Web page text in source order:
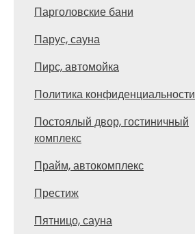
Парголовские бани
Парус, сауна
Пирс, автомойка
Политика конфиденциальности
Постоялый двор, гостиничный
комплекс
Прайм, автокомплекс
Престиж
Пятницо, сауна